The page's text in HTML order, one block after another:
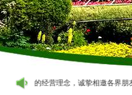
共赢”的经营理念，诚挚相邀各界朋友